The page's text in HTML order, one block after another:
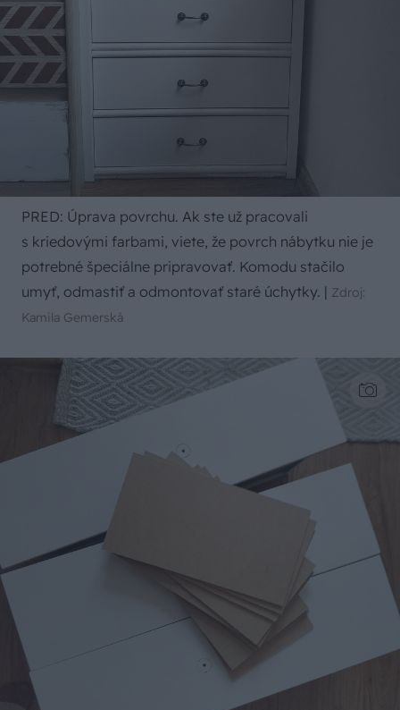
PRED: Úprava povrchu. Ak ste už pracovali
s kriedovými farbami, viete, že povrch nábytku nie je
potrebné špeciálne pripravovať. Komodu stačilo
umyť, odmastiť a odmontovať staré úchytky. | Zdroj:
Kamila Gemerská